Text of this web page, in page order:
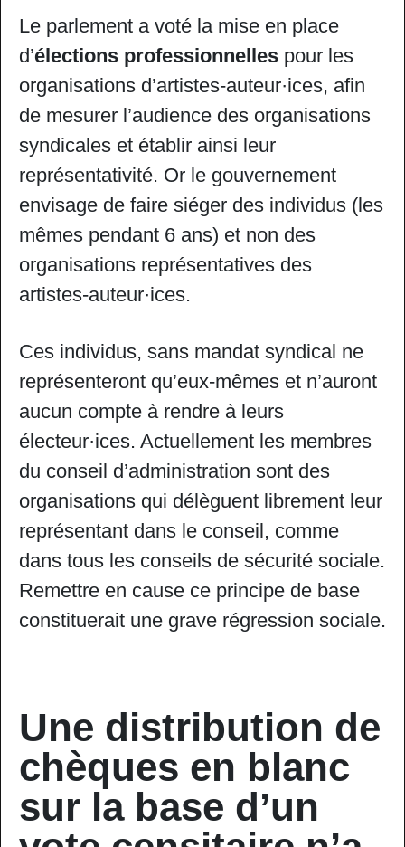
Le parlement a voté la mise en place
d’élections professionnelles pour les
organisations d’artistes-auteur·ices, afin
de mesurer l’audience des organisations
syndicales et établir ainsi leur
représentativité. Or le gouvernement
envisage de faire siéger des individus (les
mêmes pendant 6 ans) et non des
organisations représentatives des
artistes-auteur·ices.
Ces individus, sans mandat syndical ne
représenteront qu’eux-mêmes et n’auront
aucun compte à rendre à leurs
électeur·ices. Actuellement les membres
du conseil d’administration sont des
organisations qui délèguent librement leur
représentant dans le conseil, comme
dans tous les conseils de sécurité sociale.
Remettre en cause ce principe de base
constituerait une grave régression sociale.
Une distribution de
chèques en blanc
sur la base d’un